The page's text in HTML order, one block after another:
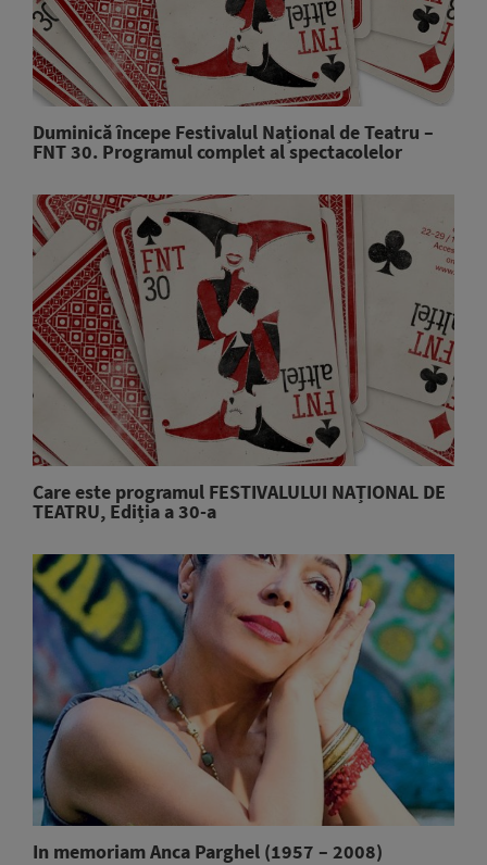
Duminică începe Festivalul Național de Teatru –
FNT 30. Programul complet al spectacolelor
Care este programul FESTIVALULUI NAȚIONAL DE
TEATRU, Ediția a 30-a
In memoriam Anca Parghel (1957 – 2008)